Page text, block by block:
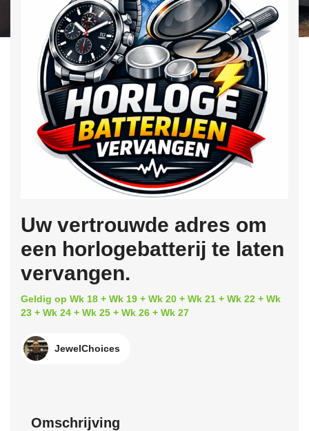
Uw vertrouwde adres om
een horlogebatterij te laten
vervangen.
Geldig op Wk 18 + Wk 19 + Wk 20 + Wk 21 + Wk 22 + Wk
23 + Wk 24 + Wk 25 + Wk 26 + Wk 27
JewelChoices
Omschrijving